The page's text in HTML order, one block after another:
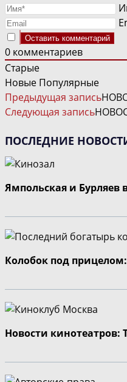
0 комментариев
Старые
Новые Популярные
ЧИТАТЬ
ДАЛЕЕ
СТАТЬИ
Предыдущая запись
Следующая запись
ПОСЛЕДНИЕ
Ямпольская и Бурляев
Колобок под
Новости